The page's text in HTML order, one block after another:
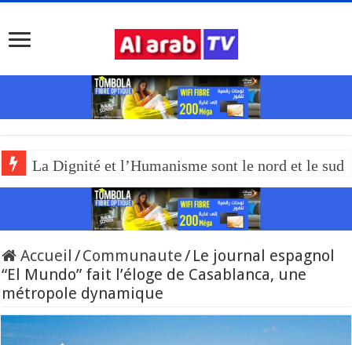
La Dignité et l’Humanisme sont le nord et le
Accueil /Communaute/ Le journal espagnol
“El Mundo” fait l’éloge de Casablanca, une
métropole dynamique